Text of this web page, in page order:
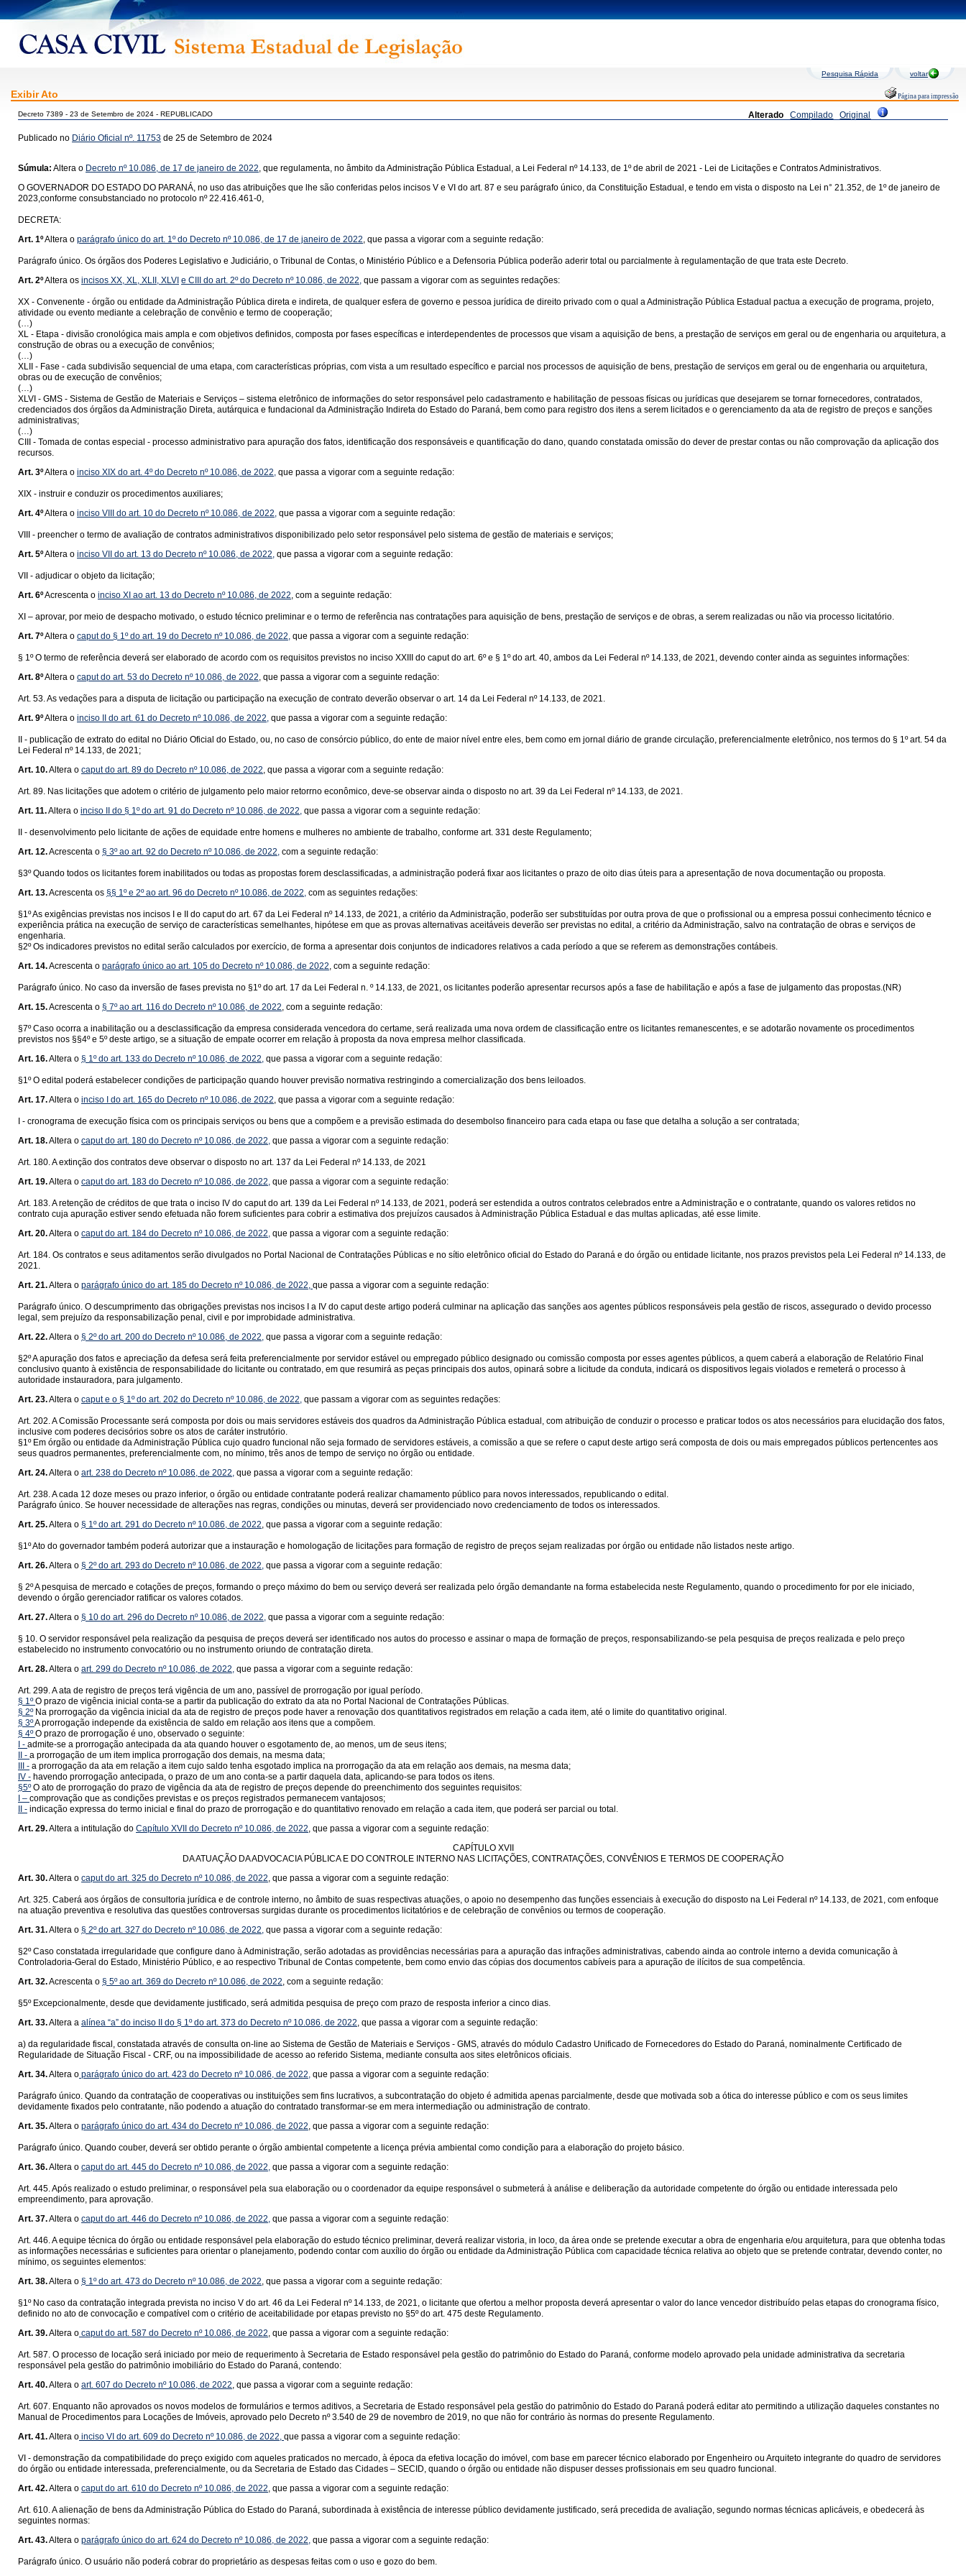
Pesquisa Rápida voltar
Exibir Ato Página para impressão
Alterado Compilado Original
Decreto 7389 - 23 de Setembro de 2024 - REPUBLICADO
Publicado no Diário Oficial nº. 11753 de 25 de Setembro de 2024
Súmula: Altera o Decreto nº 10.086, de 17 de janeiro de 2022, que regulamenta, no âmbito da Administração Pública Estadual, a Lei Federal nº 14.133, de 1º de abril de 2021 - Lei de Licitações e Contratos Administrativos.
O GOVERNADOR DO ESTADO DO PARANÁ, no uso das atribuições que lhe são conferidas pelos incisos V e VI do art. 87 e seu parágrafo único, da Constituição Estadual, e tendo em vista o disposto na Lei n° 21.352, de 1º de janeiro de
2023,conforme consubstanciado no protocolo nº 22.416.461-0,
DECRETA:
Art. 1ºAltera o parágrafo único do art. 1º do Decreto nº 10.086, de 17 de janeiro de 2022, que passa a vigorar com a seguinte redação:
Parágrafo único. Os órgãos dos Poderes Legislativo e Judiciário, o Tribunal de Contas, o Ministério Público e a Defensoria Pública poderão aderir total ou parcialmente à regulamentação de que trata este Decreto.
Art. 2ºAltera os incisos XX, XL, XLII, XLVI e CIII do art. 2º do Decreto nº 10.086, de 2022, que passam a vigorar com as seguintes redações:
XX - Convenente - órgão ou entidade da Administração Pública direta e indireta, de qualquer esfera de governo e pessoa jurídica de direito privado com o qual a Administração Pública Estadual pactua a execução de programa, projeto,
atividade ou evento mediante a celebração de convênio e termo de cooperação;
(…)
XL - Etapa - divisão cronológica mais ampla e com objetivos definidos, composta por fases específicas e interdependentes de processos que visam a aquisição de bens, a prestação de serviços em geral ou de engenharia ou arquitetura, a
construção de obras ou a execução de convênios;
(…)
XLII - Fase - cada subdivisão sequencial de uma etapa, com características próprias, com vista a um resultado específico e parcial nos processos de aquisição de bens, prestação de serviços em geral ou de engenharia ou arquitetura,
obras ou de execução de convênios;
(…)
XLVI - GMS - Sistema de Gestão de Materiais e Serviços – sistema eletrônico de informações do setor responsável pelo cadastramento e habilitação de pessoas físicas ou jurídicas que desejarem se tornar fornecedores, contratados,
credenciados dos órgãos da Administração Direta, autárquica e fundacional da Administração Indireta do Estado do Paraná, bem como para registro dos itens a serem licitados e o gerenciamento da ata de registro de preços e sanções
administrativas;
(…)
CIII - Tomada de contas especial - processo administrativo para apuração dos fatos, identificação dos responsáveis e quantificação do dano, quando constatada omissão do dever de prestar contas ou não comprovação da aplicação dos
recursos.
Art. 3ºAltera o inciso XIX do art. 4º do Decreto nº 10.086, de 2022, que passa a vigorar com a seguinte redação:
XIX - instruir e conduzir os procedimentos auxiliares;
Art. 4ºAltera o inciso VIII do art. 10 do Decreto nº 10.086, de 2022, que passa a vigorar com a seguinte redação:
VIII - preencher o termo de avaliação de contratos administrativos disponibilizado pelo setor responsável pelo sistema de gestão de materiais e serviços;
Art. 5ºAltera o inciso VII do art. 13 do Decreto nº 10.086, de 2022, que passa a vigorar com a seguinte redação:
VII - adjudicar o objeto da licitação;
Art. 6ºAcrescenta o inciso XI ao art. 13 do Decreto nº 10.086, de 2022, com a seguinte redação:
XI – aprovar, por meio de despacho motivado, o estudo técnico preliminar e o termo de referência nas contratações para aquisição de bens, prestação de serviços e de obras, a serem realizadas ou não via processo licitatório.
Art. 7ºAltera o caput do § 1º do art. 19 do Decreto nº 10.086, de 2022, que passa a vigorar com a seguinte redação:
§ 1º O termo de referência deverá ser elaborado de acordo com os requisitos previstos no inciso XXIII do caput do art. 6º e § 1º do art. 40, ambos da Lei Federal nº 14.133, de 2021, devendo conter ainda as seguintes informações:
Art. 8ºAltera o caput do art. 53 do Decreto nº 10.086, de 2022, que passa a vigorar com a seguinte redação:
Art. 53. As vedações para a disputa de licitação ou participação na execução de contrato deverão observar o art. 14 da Lei Federal nº 14.133, de 2021.
Art. 9ºAltera o inciso II do art. 61 do Decreto nº 10.086, de 2022, que passa a vigorar com a seguinte redação:
II - publicação de extrato do edital no Diário Oficial do Estado, ou, no caso de consórcio público, do ente de maior nível entre eles, bem como em jornal diário de grande circulação, preferencialmente eletrônico, nos termos do § 1º art. 54 da
Lei Federal nº 14.133, de 2021;
Art. 10.Altera o caput do art. 89 do Decreto nº 10.086, de 2022, que passa a vigorar com a seguinte redação:
Art. 89. Nas licitações que adotem o critério de julgamento pelo maior retorrno econômico, deve-se observar ainda o disposto no art. 39 da Lei Federal nº 14.133, de 2021.
Art. 11.Altera o inciso II do § 1º do art. 91 do Decreto nº 10.086, de 2022, que passa a vigorar com a seguinte redação:
II - desenvolvimento pelo licitante de ações de equidade entre homens e mulheres no ambiente de trabalho, conforme art. 331 deste Regulamento;
Art. 12.Acrescenta o § 3º ao art. 92 do Decreto nº 10.086, de 2022, com a seguinte redação:
§3º Quando todos os licitantes forem inabilitados ou todas as propostas forem desclassificadas, a administração poderá fixar aos licitantes o prazo de oito dias úteis para a apresentação de nova documentação ou proposta.
Art. 13.Acrescenta os §§ 1º e 2º ao art. 96 do Decreto nº 10.086, de 2022, com as seguintes redações:
§1º As exigências previstas nos incisos I e II do caput do art. 67 da Lei Federal nº 14.133, de 2021, a critério da Administração, poderão ser substituídas por outra prova de que o profissional ou a empresa possui conhecimento técnico e
experiência prática na execução de serviço de características semelhantes, hipótese em que as provas alternativas aceitáveis deverão ser previstas no edital, a critério da Administração, salvo na contratação de obras e serviços de
engenharia.
§2º Os indicadores previstos no edital serão calculados por exercício, de forma a apresentar dois conjuntos de indicadores relativos a cada período a que se referem as demonstrações contábeis.
Art. 14.Acrescenta o parágrafo único ao art. 105 do Decreto nº 10.086, de 2022, com a seguinte redação:
Parágrafo único. No caso da inversão de fases prevista no §1º do art. 17 da Lei Federal n. º 14.133, de 2021, os licitantes poderão apresentar recursos após a fase de habilitação e após a fase de julgamento das propostas.(NR)
Art. 15.Acrescenta o § 7º ao art. 116 do Decreto nº 10.086, de 2022, com a seguinte redação:
§7º Caso ocorra a inabilitação ou a desclassificação da empresa considerada vencedora do certame, será realizada uma nova ordem de classificação entre os licitantes remanescentes, e se adotarão novamente os procedimentos
previstos nos §§4º e 5º deste artigo, se a situação de empate ocorrer em relação à proposta da nova empresa melhor classificada.
Art. 16.Altera o § 1º do art. 133 do Decreto nº 10.086, de 2022, que passa a vigorar com a seguinte redação:
§1º O edital poderá estabelecer condições de participação quando houver previsão normativa restringindo a comercialização dos bens leiloados.
Art. 17.Altera o inciso I do art. 165 do Decreto nº 10.086, de 2022, que passa a vigorar com a seguinte redação:
I - cronograma de execução física com os principais serviços ou bens que a compõem e a previsão estimada do desembolso financeiro para cada etapa ou fase que detalha a solução a ser contratada;
Art. 18.Altera o caput do art. 180 do Decreto nº 10.086, de 2022, que passa a vigorar com a seguinte redação:
Art. 180. A extinção dos contratos deve observar o disposto no art. 137 da Lei Federal nº 14.133, de 2021
Art. 19.Altera o caput do art. 183 do Decreto nº 10.086, de 2022, que passa a vigorar com a seguinte redação:
Art. 183. A retenção de créditos de que trata o inciso IV do caput do art. 139 da Lei Federal nº 14.133, de 2021, poderá ser estendida a outros contratos celebrados entre a Administração e o contratante, quando os valores retidos no
contrato cuja apuração estiver sendo efetuada não forem suficientes para cobrir a estimativa dos prejuízos causados à Administração Pública Estadual e das multas aplicadas, até esse limite.
Art. 20.Altera o caput do art. 184 do Decreto nº 10.086, de 2022, que passa a vigorar com a seguinte redação:
Art. 184. Os contratos e seus aditamentos serão divulgados no Portal Nacional de Contratações Públicas e no sítio eletrônico oficial do Estado do Paraná e do órgão ou entidade licitante, nos prazos previstos pela Lei Federal nº 14.133, de
2021.
Art. 21.Altera o parágrafo único do art. 185 do Decreto nº 10.086, de 2022, que passa a vigorar com a seguinte redação:
Parágrafo único. O descumprimento das obrigações previstas nos incisos I a IV do caput deste artigo poderá culminar na aplicação das sanções aos agentes públicos responsáveis pela gestão de riscos, assegurado o devido processo
legal, sem prejuízo da responsabilização penal, civil e por improbidade administrativa.
Art. 22.Altera o § 2º do art. 200 do Decreto nº 10.086, de 2022, que passa a vigorar com a seguinte redação:
§2º A apuração dos fatos e apreciação da defesa será feita preferencialmente por servidor estável ou empregado público designado ou comissão composta por esses agentes públicos, a quem caberá a elaboração de Relatório Final
conclusivo quanto à existência de responsabilidade do licitante ou contratado, em que resumirá as peças principais dos autos, opinará sobre a licitude da conduta, indicará os dispositivos legais violados e remeterá o processo à
autoridade instauradora, para julgamento.
Art. 23.Altera o caput e o § 1º do art. 202 do Decreto nº 10.086, de 2022, que passam a vigorar com as seguintes redações:
Art. 202. A Comissão Processante será composta por dois ou mais servidores estáveis dos quadros da Administração Pública estadual, com atribuição de conduzir o processo e praticar todos os atos necessários para elucidação dos fatos,
inclusive com poderes decisórios sobre os atos de caráter instrutório.
§1º Em órgão ou entidade da Administração Pública cujo quadro funcional não seja formado de servidores estáveis, a comissão a que se refere o caput deste artigo será composta de dois ou mais empregados públicos pertencentes aos
seus quadros permanentes, preferencialmente com, no mínimo, três anos de tempo de serviço no órgão ou entidade.
Art. 24.Altera o art. 238 do Decreto nº 10.086, de 2022, que passa a vigorar com a seguinte redação:
Art. 238. A cada 12 doze meses ou prazo inferior, o órgão ou entidade contratante poderá realizar chamamento público para novos interessados, republicando o edital.
Parágrafo único. Se houver necessidade de alterações nas regras, condições ou minutas, deverá ser providenciado novo credenciamento de todos os interessados.
Art. 25.Altera o § 1º do art. 291 do Decreto nº 10.086, de 2022, que passa a vigorar com a seguinte redação:
§1º Ato do governador também poderá autorizar que a instauração e homologação de licitações para formação de registro de preços sejam realizadas por órgão ou entidade não listados neste artigo.
Art. 26.Altera o § 2º do art. 293 do Decreto nº 10.086, de 2022, que passa a vigorar com a seguinte redação:
§ 2º A pesquisa de mercado e cotações de preços, formando o preço máximo do bem ou serviço deverá ser realizada pelo órgão demandante na forma estabelecida neste Regulamento, quando o procedimento for por ele iniciado,
devendo o órgão gerenciador ratificar os valores cotados.
Art. 27.Altera o § 10 do art. 296 do Decreto nº 10.086, de 2022, que passa a vigorar com a seguinte redação:
§ 10. O servidor responsável pela realização da pesquisa de preços deverá ser identificado nos autos do processo e assinar o mapa de formação de preços, responsabilizando-se pela pesquisa de preços realizada e pelo preço
estabelecido no instrumento convocatório ou no instrumento oriundo de contratação direta.
Art. 28.Altera o art. 299 do Decreto nº 10.086, de 2022, que passa a vigorar com a seguinte redação:
Art. 299. A ata de registro de preços terá vigência de um ano, passível de prorrogação por igual período.
§ 1ºO prazo de vigência inicial conta-se a partir da publicação do extrato da ata no Portal Nacional de Contratações Públicas.
§ 2ºNa prorrogação da vigência inicial da ata de registro de preços pode haver a renovação dos quantitativos registrados em relação a cada item, até o limite do quantitativo original.
§ 3ºA prorrogação independe da existência de saldo em relação aos itens que a compõem.
§ 4ºO prazo de prorrogação é uno, observado o seguinte:
I - admite-se a prorrogação antecipada da ata quando houver o esgotamento de, ao menos, um de seus itens;
II - a prorrogação de um item implica prorrogação dos demais, na mesma data;
III - a prorrogação da ata em relação a item cujo saldo tenha esgotado implica na prorrogação da ata em relação aos demais, na mesma data;
IV - havendo prorrogação antecipada, o prazo de um ano conta-se a partir daquela data, aplicando-se para todos os itens.
§5ºO ato de prorrogação do prazo de vigência da ata de registro de preços depende do preenchimento dos seguintes requisitos:
I – comprovação que as condições previstas e os preços registrados permanecem vantajosos;
II - indicação expressa do termo inicial e final do prazo de prorrogação e do quantitativo renovado em relação a cada item, que poderá ser parcial ou total.
Art. 29.Altera a intitulação do Capítulo XVII do Decreto nº 10.086, de 2022, que passa a vigorar com a seguinte redação:
CAPÍTULO XVII
DA ATUAÇÃO DA ADVOCACIA PÚBLICA E DO CONTROLE INTERNO NAS LICITAÇÕES, CONTRATAÇÕES, CONVÊNIOS E TERMOS DE COOPERAÇÃO
Art. 30.Altera o caput do art. 325 do Decreto nº 10.086, de 2022, que passa a vigorar com a seguinte redação:
Art. 325. Caberá aos órgãos de consultoria jurídica e de controle interno, no âmbito de suas respectivas atuações, o apoio no desempenho das funções essenciais à execução do disposto na Lei Federal nº 14.133, de 2021, com enfoque
na atuação preventiva e resolutiva das questões controversas surgidas durante os procedimentos licitatórios e de celebração de convênios ou termos de cooperação.
Art. 31.Altera o § 2º do art. 327 do Decreto nº 10.086, de 2022, que passa a vigorar com a seguinte redação:
§2º Caso constatada irregularidade que configure dano à Administração, serão adotadas as providências necessárias para a apuração das infrações administrativas, cabendo ainda ao controle interno a devida comunicação à
Controladoria-Geral do Estado, Ministério Público, e ao respectivo Tribunal de Contas competente, bem como envio das cópias dos documentos cabíveis para a apuração de ilícitos de sua competência.
Art. 32.Acrescenta o § 5º ao art. 369 do Decreto nº 10.086, de 2022, com a seguinte redação:
§5º Excepcionalmente, desde que devidamente justificado, será admitida pesquisa de preço com prazo de resposta inferior a cinco dias.
Art. 33.Altera a alínea “a” do inciso II do § 1º do art. 373 do Decreto nº 10.086, de 2022, que passa a vigorar com a seguinte redação:
a) da regularidade fiscal, constatada através de consulta on-line ao Sistema de Gestão de Materiais e Serviços - GMS, através do módulo Cadastro Unificado de Fornecedores do Estado do Paraná, nominalmente Certificado de
Regularidade de Situação Fiscal - CRF, ou na impossibilidade de acesso ao referido Sistema, mediante consulta aos sites eletrônicos oficiais.
Art. 34.Altera o parágrafo único do art. 423 do Decreto nº 10.086, de 2022, que passa a vigorar com a seguinte redação:
Parágrafo único. Quando da contratação de cooperativas ou instituições sem fins lucrativos, a subcontratação do objeto é admitida apenas parcialmente, desde que motivada sob a ótica do interesse público e com os seus limites
devidamente fixados pelo contratante, não podendo a atuação do contratado transformar-se em mera intermediação ou administração de contrato.
Art. 35.Altera o parágrafo único do art. 434 do Decreto nº 10.086, de 2022, que passa a vigorar com a seguinte redação:
Parágrafo único. Quando couber, deverá ser obtido perante o órgão ambiental competente a licença prévia ambiental como condição para a elaboração do projeto básico.
Art. 36.Altera o caput do art. 445 do Decreto nº 10.086, de 2022, que passa a vigorar com a seguinte redação:
Art. 445. Após realizado o estudo preliminar, o responsável pela sua elaboração ou o coordenador da equipe responsável o submeterá à análise e deliberação da autoridade competente do órgão ou entidade interessada pelo
empreendimento, para aprovação.
Art. 37.Altera o caput do art. 446 do Decreto nº 10.086, de 2022, que passa a vigorar com a seguinte redação:
Art. 446. A equipe técnica do órgão ou entidade responsável pela elaboração do estudo técnico preliminar, deverá realizar vistoria, in loco, da área onde se pretende executar a obra de engenharia e/ou arquitetura, para que obtenha todas
as informações necessárias e suficientes para orientar o planejamento, podendo contar com auxílio do órgão ou entidade da Administração Pública com capacidade técnica relativa ao objeto que se pretende contratar, devendo conter, no
mínimo, os seguintes elementos:
Art. 38.Altera o § 1º do art. 473 do Decreto nº 10.086, de 2022, que passa a vigorar com a seguinte redação:
§1º No caso da contratação integrada prevista no inciso V do art. 46 da Lei Federal nº 14.133, de 2021, o licitante que ofertou a melhor proposta deverá apresentar o valor do lance vencedor distribuído pelas etapas do cronograma físico,
definido no ato de convocação e compatível com o critério de aceitabilidade por etapas previsto no §5º do art. 475 deste Regulamento.
Art. 39.Altera o caput do art. 587 do Decreto nº 10.086, de 2022, que passa a vigorar com a seguinte redação:
Art. 587. O processo de locação será iniciado por meio de requerimento à Secretaria de Estado responsável pela gestão do patrimônio do Estado do Paraná, conforme modelo aprovado pela unidade administrativa da secretaria
responsável pela gestão do patrimônio imobiliário do Estado do Paraná, contendo:
Art. 40.Altera o art. 607 do Decreto nº 10.086, de 2022, que passa a vigorar com a seguinte redação:
Art. 607. Enquanto não aprovados os novos modelos de formulários e termos aditivos, a Secretaria de Estado responsável pela gestão do patrimônio do Estado do Paraná poderá editar ato permitindo a utilização daqueles constantes no
Manual de Procedimentos para Locações de Imóveis, aprovado pelo Decreto nº 3.540 de 29 de novembro de 2019, no que não for contrário às normas do presente Regulamento.
Art. 41.Altera o inciso VI do art. 609 do Decreto nº 10.086, de 2022, que passa a vigorar com a seguinte redação:
VI - demonstração da compatibilidade do preço exigido com aqueles praticados no mercado, à época da efetiva locação do imóvel, com base em parecer técnico elaborado por Engenheiro ou Arquiteto integrante do quadro de servidores
do órgão ou entidade interessada, preferencialmente, ou da Secretaria de Estado das Cidades – SECID, quando o órgão ou entidade não dispuser desses profissionais em seu quadro funcional.
Art. 42.Altera o caput do art. 610 do Decreto nº 10.086, de 2022, que passa a vigorar com a seguinte redação:
Art. 610. A alienação de bens da Administração Pública do Estado do Paraná, subordinada à existência de interesse público devidamente justificado, será precedida de avaliação, segundo normas técnicas aplicáveis, e obedecerá às
seguintes normas:
Art. 43.Altera o parágrafo único do art. 624 do Decreto nº 10.086, de 2022, que passa a vigorar com a seguinte redação:
Parágrafo único. O usuário não poderá cobrar do proprietário as despesas feitas com o uso e gozo do bem.